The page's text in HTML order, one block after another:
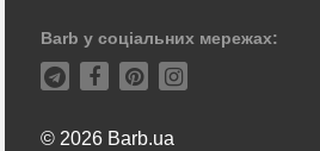
Barb у соціальних мережах:
© 2026 Barb.ua